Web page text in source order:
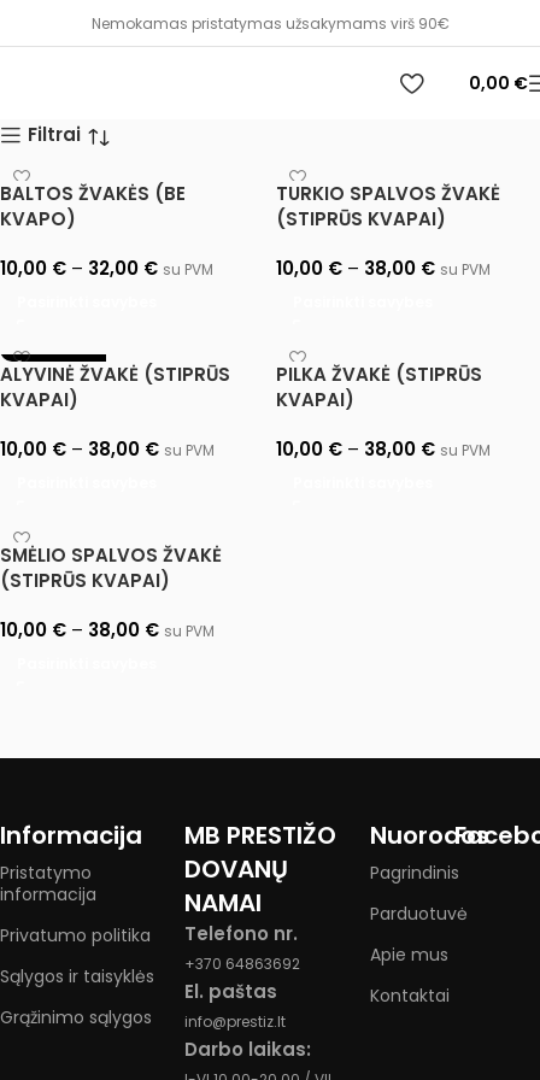
Nemokamas pristatymas užsakymams virš 90€
0,00 €
Filtrai
BALTOS ŽVAKĖS (BE
KVAPO)
10,00 € – 32,00 € su PVM
TURKIO SPALVOS ŽVAKĖ
(STIPRŪS KVAPAI)
10,00 € – 38,00 € su PVM
IŠPARDUOTA
ALYVINĖ ŽVAKĖ (STIPRŪS
KVAPAI)
10,00 € – 38,00 € su PVM
PILKA ŽVAKĖ (STIPRŪS
KVAPAI)
10,00 € – 38,00 € su PVM
SMĖLIO SPALVOS ŽVAKĖ
(STIPRŪS KVAPAI)
10,00 € – 38,00 € su PVM
Informacija
Pristatymo
informacija
Privatumo politika
Sąlygos ir taisyklės
Grąžinimo sąlygos
MB PRESTIŽO
DOVANŲ
NAMAI
Telefono nr.
+370 64863692
El. paštas
info@prestiz.lt
Darbo laikas:
Nuorodos
Pagrindinis
Parduotuvė
Apie mus
Kontaktai